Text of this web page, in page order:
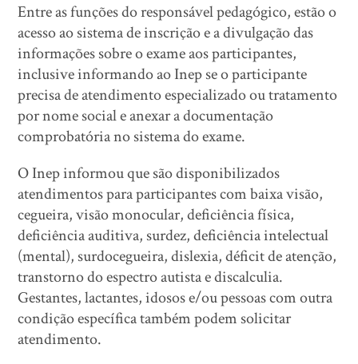
Entre as funções do responsável pedagógico, estão o
acesso ao sistema de inscrição e a divulgação das
informações sobre o exame aos participantes,
inclusive informando ao Inep se o participante
precisa de atendimento especializado ou tratamento
por nome social e anexar a documentação
comprobatória no sistema do exame.
O Inep informou que são disponibilizados
atendimentos para participantes com baixa visão,
cegueira, visão monocular, deficiência física,
deficiência auditiva, surdez, deficiência intelectual
(mental), surdocegueira, dislexia, déficit de atenção,
transtorno do espectro autista e discalculia.
Gestantes, lactantes, idosos e/ou pessoas com outra
condição específica também podem solicitar
atendimento.